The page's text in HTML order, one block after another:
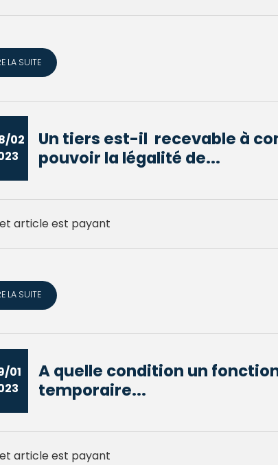
LA SUITE
02
Un tiers est-il recevable à
pouvoir la légalité de...
article est payant
LA SUITE
01
A quelle condition un
temporaire...
article est payant